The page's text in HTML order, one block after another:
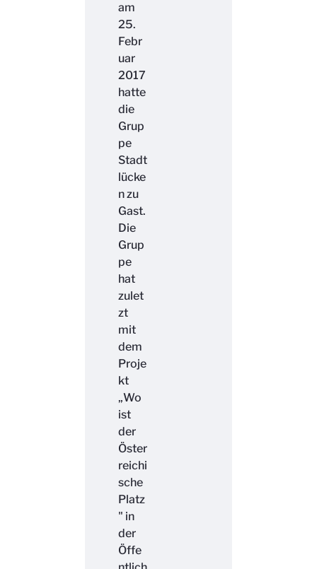
am
25.
Febr
uar
2017
hatte
die
Grup
pe
Stadt
lücke
n zu
Gast.
Die
Grup
pe
hat
zulet
zt
mit
dem
Proje
kt
„Wo
ist
der
Öster
reichi
sche
Platz
" in
der
Öffe